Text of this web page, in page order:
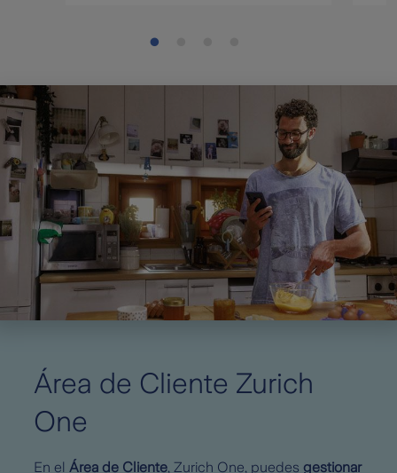
Área de Cliente Zurich
One
En el Área de Cliente, Zurich One, puedes gestionar